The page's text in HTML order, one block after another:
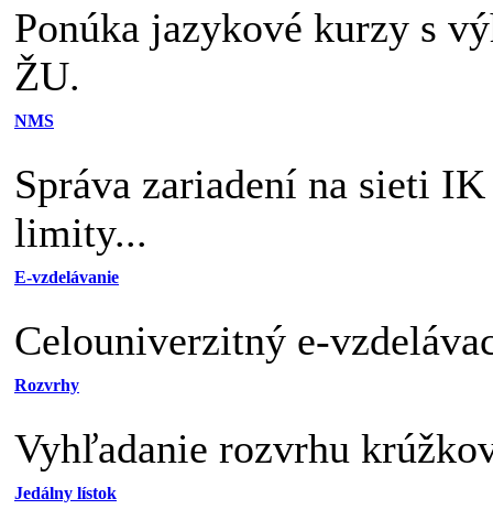
Ponúka jazykové kurzy s
ŽU.
NMS
Správa zariadení na sieti
limity...
E-vzdelávanie
Celouniverzitný e-
Rozvrhy
Vyhľadanie rozvrhu
Jedálny lístok